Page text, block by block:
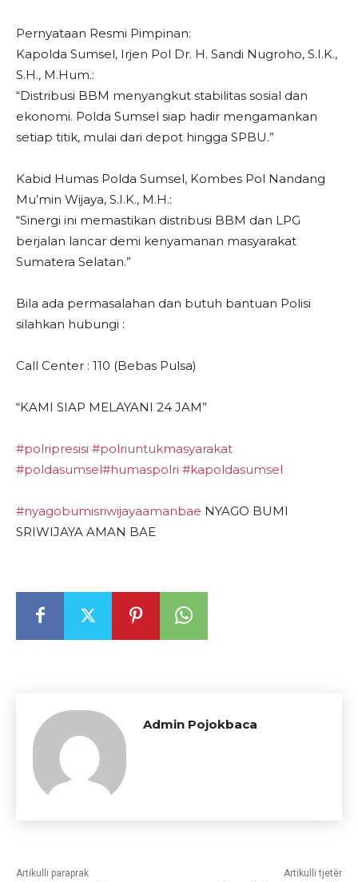
Pernyataan Resmi Pimpinan:
Kapolda Sumsel, Irjen Pol Dr. H. Sandi Nugroho, S.I.K.,
S.H., M.Hum.:
“Distribusi BBM menyangkut stabilitas sosial dan
ekonomi. Polda Sumsel siap hadir mengamankan
setiap titik, mulai dari depot hingga SPBU.”
Kabid Humas Polda Sumsel, Kombes Pol Nandang
Mu’min Wijaya, S.I.K., M.H.:
“Sinergi ini memastikan distribusi BBM dan LPG
berjalan lancar demi kenyamanan masyarakat
Sumatera Selatan.”
Bila ada permasalahan dan butuh bantuan Polisi
silahkan hubungi :
Call Center : 110 (Bebas Pulsa)
“KAMI SIAP MELAYANI 24 JAM”
#polripresisi #polriuntukmasyarakat
#poldasumsel#humaspolri #kapoldasumsel
#nyagobumisriwijayaamanbae NYAGO BUMI
SRIWIJAYA AMAN BAE
Admin Pojokbaca
Artikulli paraprak Artikulli tjetër